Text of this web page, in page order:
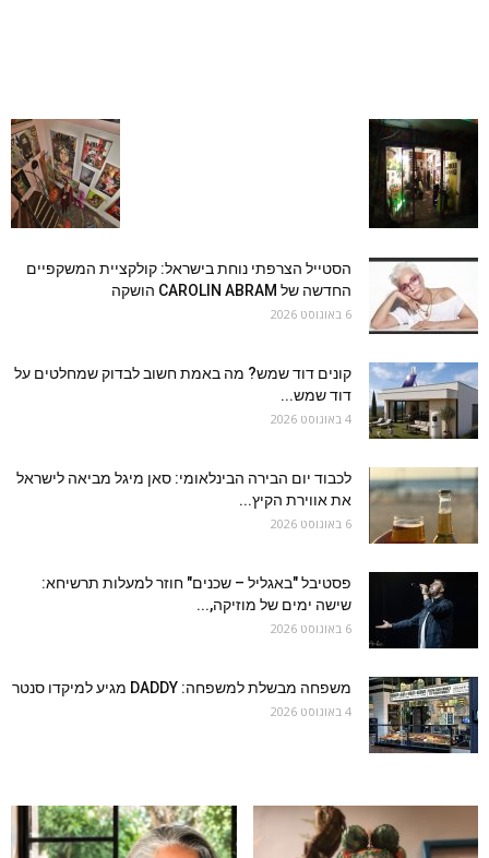
הסטייל הצרפתי נוחת בישראל: קולקציית המשקפיים
החדשה של CAROLIN ABRAM הושקה
6 באוגוסט 2026
קונים דוד שמש? מה באמת חשוב לבדוק שמחלטים על
דוד שמש...
4 באוגוסט 2026
לכבוד יום הבירה הבינלאומי: סאן מיגל מביאה לישראל
את אווירת הקיץ...
6 באוגוסט 2026
פסטיבל "באגליל – שכנים" חוזר למעלות תרשיחא:
שישה ימים של מוזיקה,...
6 באוגוסט 2026
משפחה מבשלת למשפחה: DADDY מגיע למיקדו סנטר
4 באוגוסט 2026